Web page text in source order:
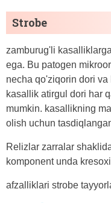
Strobe
zamburug'li
ega. Bu patogen
necha qo'ziqorin dori
kasallik atirgul dori har
mumkin. kasallikning
olish uchun
Relizlar zarralar
komponent unda
afzalliklari strobe